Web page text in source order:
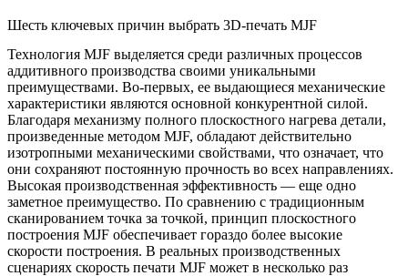
Шесть ключевых причин выбрать 3D-печать MJF
Технология MJF выделяется среди различных процессов
аддитивного производства своими уникальными
преимуществами. Во-первых, ее выдающиеся механические
характеристики являются основной конкурентной силой.
Благодаря механизму полного плоскостного нагрева детали,
произведенные методом MJF, обладают действительно
изотропными механическими свойствами, что означает, что
они сохраняют постоянную прочность во всех направлениях.
Высокая производственная эффективность — еще одно
заметное преимущество. По сравнению с традиционным
сканированием точка за точкой, принцип плоскостного
построения MJF обеспечивает гораздо более высокие
скорости построения. В реальных производственных
сценариях скорость печати MJF может в несколько раз